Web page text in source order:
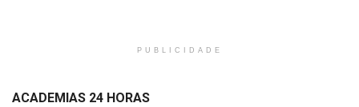
PUBLICIDADE
ACADEMIAS 24 HORAS